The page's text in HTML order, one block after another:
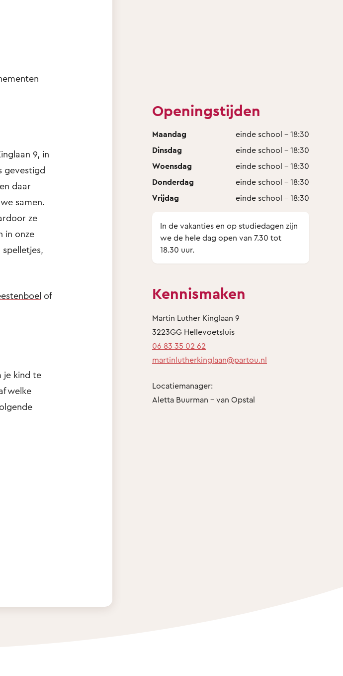
9, in
gevestigd
en daar
samen.
ze
in onze
of
je kind te
welke
Openingstijden
Maandag
einde school - 18:30
Dinsdag
einde school - 18:30
Woensdag
einde school - 18:30
Donderdag
einde school - 18:30
Vrijdag
einde school - 18:30
In de vakanties en op studiedagen zijn
we de hele dag open van 7.30 tot
18.30 uur.
Kennismaken
Martin Luther Kinglaan 9
3223GG Hellevoetsluis
06 83 35 02 62
martinlutherkinglaan@partou.nl
Locatiemanager:
Aletta Buurman - van Opstal